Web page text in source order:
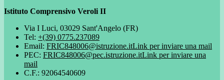
Istituto Comprensivo Veroli II
Via I Luci, 03029 Sant'Angelo (FR)
Tel: +(39) 0775.237089
Email: FRIC848006@istruzione.itLink per inviare una mail
PEC: FRIC848006@pec.istruzione.itLink per inviare una
mail
C.F.: 92064540609